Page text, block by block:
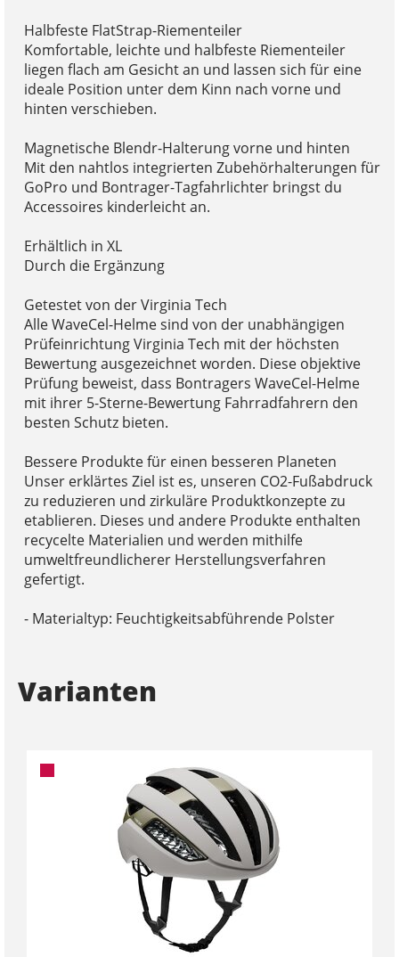
Halbfeste FlatStrap-Riementeiler
Komfortable, leichte und halbfeste Riementeiler
liegen flach am Gesicht an und lassen sich für eine
ideale Position unter dem Kinn nach vorne und
hinten verschieben.
Magnetische Blendr-Halterung vorne und hinten
Mit den nahtlos integrierten Zubehörhalterungen für
GoPro und Bontrager-Tagfahrlichter bringst du
Accessoires kinderleicht an.
Erhältlich in XL
Durch die Ergänzung
Getestet von der Virginia Tech
Alle WaveCel-Helme sind von der unabhängigen
Prüfeinrichtung Virginia Tech mit der höchsten
Bewertung ausgezeichnet worden. Diese objektive
Prüfung beweist, dass Bontragers WaveCel-Helme
mit ihrer 5-Sterne-Bewertung Fahrradfahrern den
besten Schutz bieten.
Bessere Produkte für einen besseren Planeten
Unser erklärtes Ziel ist es, unseren CO2-Fußabdruck
zu reduzieren und zirkuläre Produktkonzepte zu
etablieren. Dieses und andere Produkte enthalten
recycelte Materialien und werden mithilfe
umweltfreundlicherer Herstellungsverfahren
gefertigt.
- Materialtyp: Feuchtigkeitsabführende Polster
Varianten